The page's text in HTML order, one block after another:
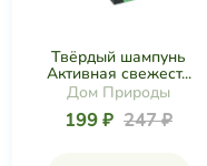
Твёрдый шампунь
Активная свежест...
Дом Природы
199 ₽ 247 ₽